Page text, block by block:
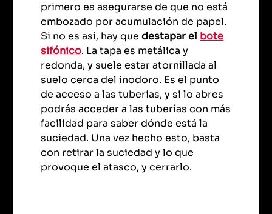
primero es asegurarse de que no está
embozado por acumulación de papel.
Si no es así, hay quedestapar el bote
sifónico. La tapa es metálica y
redonda, y suele estar atornillada al
suelo cerca del inodoro. Es el punto
de acceso a las tuberías, y si lo abres
podrás acceder a las tuberías con más
facilidad para saber dónde está la
suciedad. Una vez hecho esto, basta
con retirar la suciedad y lo que
provoque el atasco, y cerrarlo.